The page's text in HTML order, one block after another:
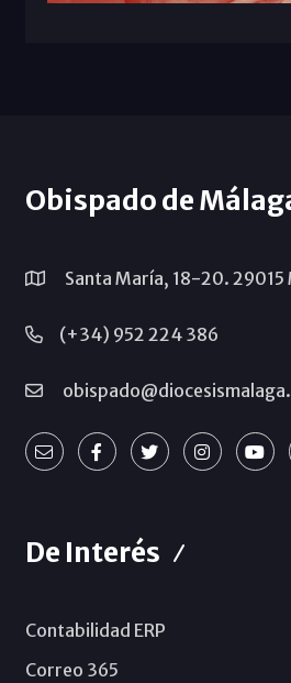
Obispado de
Santa María, 18-20. 29015
(+34) 952 224 386
De Interés
Contabilidad ERP
Correo 365